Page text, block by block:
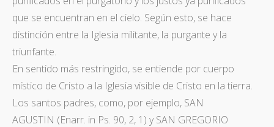
que se encuentran en el cielo. Según esto, se hace
distinción entre la Iglesia militante, la purgante y la
triunfante.
En sentido más restringido, se entiende por cuerpo
místico de Cristo a la Iglesia visible de Cristo en la tierra.
Los santos padres, como, por ejemplo, SAN
AGUSTIN (Enarr. in Ps. 90, 2, 1) y SAN GREGORIO